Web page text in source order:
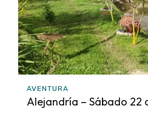
AVENTURA
Alejandría – Sábado 22